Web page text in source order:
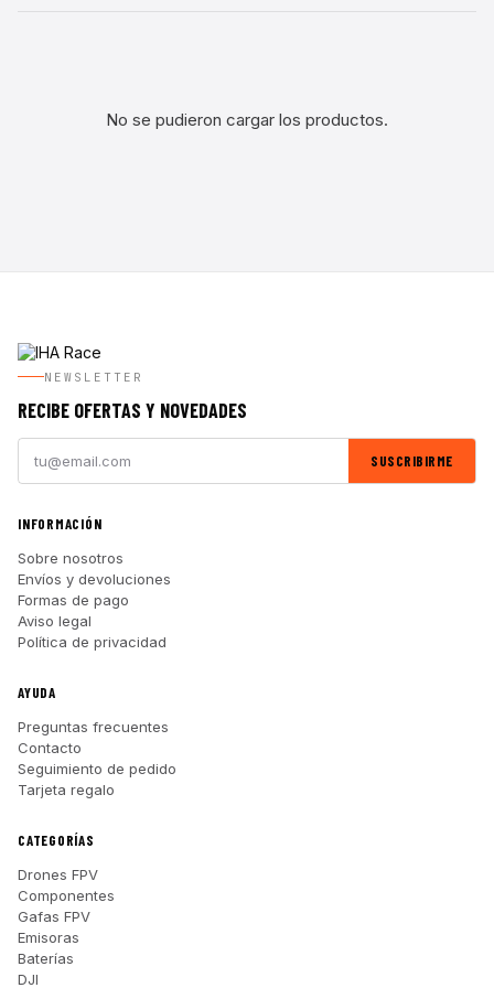
No se pudieron cargar los productos.
NEWSLETTER
RECIBE OFERTAS Y NOVEDADES
SUSCRIBIRME
INFORMACIÓN
Sobre nosotros
Envíos y devoluciones
Formas de pago
Aviso legal
Política de privacidad
AYUDA
Preguntas frecuentes
Contacto
Seguimiento de pedido
Tarjeta regalo
CATEGORÍAS
Drones FPV
Componentes
Gafas FPV
Emisoras
Baterías
DJI